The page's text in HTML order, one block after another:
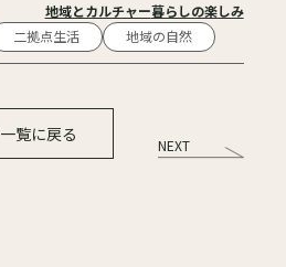
地域とカルチャー暮らしの楽しみ
二拠点生活 地域の自然
一覧に戻る
NEXT